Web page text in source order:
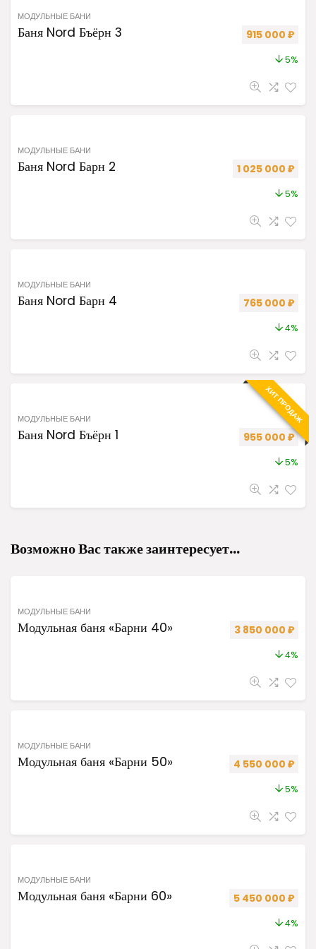
МОДУЛЬНЫЕ БАНИ
Баня Nord Бъёрн 3 915 000 ₽
5%
МОДУЛЬНЫЕ БАНИ
Баня Nord Барн 2 1 025 000 ₽
5%
МОДУЛЬНЫЕ БАНИ
Баня Nord Барн 4 765 000 ₽
4%
ХИТ ПРОДАЖ
МОДУЛЬНЫЕ БАНИ
Баня Nord Бъёрн 1 955 000 ₽
5%
Возможно Вас также заинтересует…
МОДУЛЬНЫЕ БАНИ
Модульная баня «Барни 40» 3 850 000 ₽
4%
МОДУЛЬНЫЕ БАНИ
Модульная баня «Барни 50» 4 550 000 ₽
5%
МОДУЛЬНЫЕ БАНИ
Модульная баня «Барни 60» 5 450 000 ₽
4%